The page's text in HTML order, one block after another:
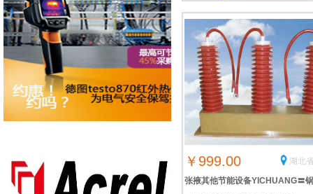
￥999.00
湖北
张掖其他节能设备YICHUANG〓